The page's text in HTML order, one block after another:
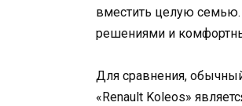
вместить целую семью.
решениями и
Для сравнения,
«Renault Koleos»